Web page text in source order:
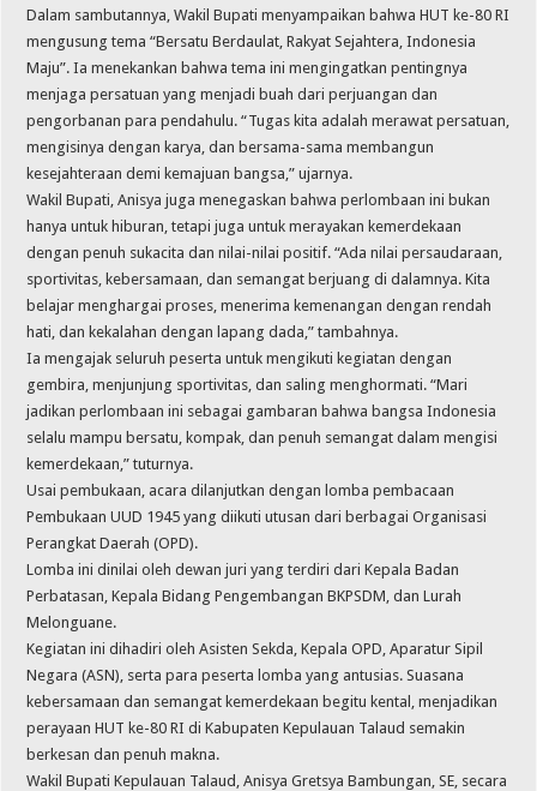
Dalam sambutannya, Wakil Bupati menyampaikan bahwa HUT ke-80 RI
mengusung tema “Bersatu Berdaulat, Rakyat Sejahtera, Indonesia
Maju”. Ia menekankan bahwa tema ini mengingatkan pentingnya
menjaga persatuan yang menjadi buah dari perjuangan dan
pengorbanan para pendahulu. “Tugas kita adalah merawat persatuan,
mengisinya dengan karya, dan bersama-sama membangun
kesejahteraan demi kemajuan bangsa,” ujarnya.
Wakil Bupati, Anisya juga menegaskan bahwa perlombaan ini bukan
hanya untuk hiburan, tetapi juga untuk merayakan kemerdekaan
dengan penuh sukacita dan nilai-nilai positif. “Ada nilai persaudaraan,
sportivitas, kebersamaan, dan semangat berjuang di dalamnya. Kita
belajar menghargai proses, menerima kemenangan dengan rendah
hati, dan kekalahan dengan lapang dada,” tambahnya.
Ia mengajak seluruh peserta untuk mengikuti kegiatan dengan
gembira, menjunjung sportivitas, dan saling menghormati. “Mari
jadikan perlombaan ini sebagai gambaran bahwa bangsa Indonesia
selalu mampu bersatu, kompak, dan penuh semangat dalam mengisi
kemerdekaan,” tuturnya.
Usai pembukaan, acara dilanjutkan dengan lomba pembacaan
Pembukaan UUD 1945 yang diikuti utusan dari berbagai Organisasi
Perangkat Daerah (OPD).
Lomba ini dinilai oleh dewan juri yang terdiri dari Kepala Badan
Perbatasan, Kepala Bidang Pengembangan BKPSDM, dan Lurah
Melonguane.
Kegiatan ini dihadiri oleh Asisten Sekda, Kepala OPD, Aparatur Sipil
Negara (ASN), serta para peserta lomba yang antusias. Suasana
kebersamaan dan semangat kemerdekaan begitu kental, menjadikan
perayaan HUT ke-80 RI di Kabupaten Kepulauan Talaud semakin
berkesan dan penuh makna.
Wakil Bupati Kepulauan Talaud, Anisya Gretsya Bambungan, SE, secara